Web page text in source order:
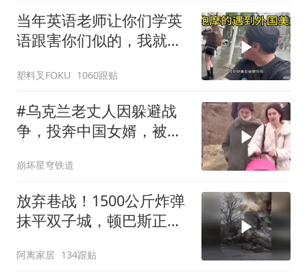
当年英语老师让你们学英
语跟害你们似的，我就是
塑料叉FOKU 1060跟贴
#乌克兰老丈人因躲避战
争，投奔中国女婿，被眼
崩坏星穹铁道
放弃巷战！1500公斤炸弹
抹平双子城，顿巴斯正变
阿离家居 134跟贴